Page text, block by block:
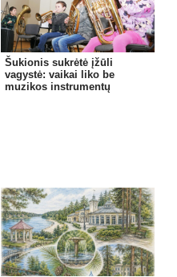
Šukionis sukrėtė įžūli
vagystė: vaikai liko be
muzikos instrumentų